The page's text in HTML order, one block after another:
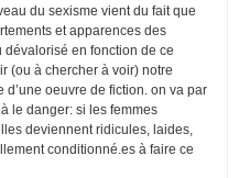
du sexisme vient du fait que
et apparences des
en fonction de ce
(ou à chercher à voir) notre
oeuvre de fiction. on va par
le danger: si les femmes
deviennent ridicules, laides,
conditionné.es à faire ce